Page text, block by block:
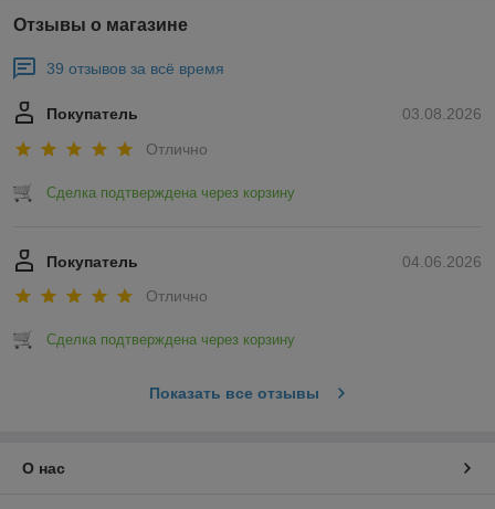
Отзывы о магазине
39 отзывов за всё время
03.08.2026
Покупатель
Отлично
Сделка подтверждена через корзину
04.06.2026
Покупатель
Отлично
Сделка подтверждена через корзину
Показать все отзывы
О нас